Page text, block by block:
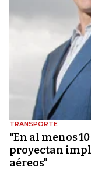
TRANSPORTE
"En al menos
proyectan
aéreos"